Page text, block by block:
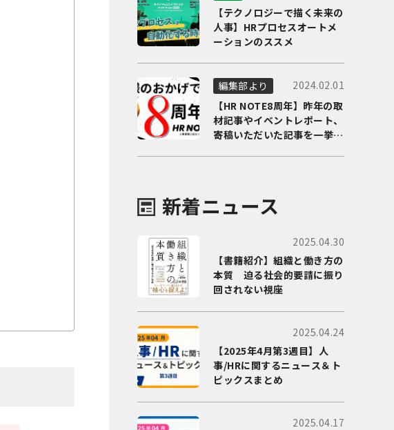
【テクノロジーで描く未来の
人事】HRプロセスオートメ
ーションのススメ
編集部より
2024.02.01
【HR NOTE8周年】昨年の取
材記事やイベントレポート、
寄稿いただいた記事を一挙に
新着ニュース
2025.04.30
【書籍紹介】組織と働き方の
本質 迫る社会的要請に振り
回されない視座
2025.04.24
【2025年4月第3週目】人
事/HRに関するニュース＆ト
ピックスまとめ
2025.04.17